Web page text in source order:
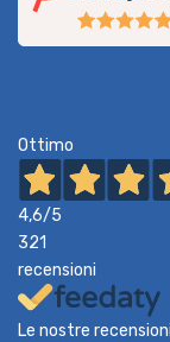
Ottimo
4,6/5
321
recensioni
Le nostre